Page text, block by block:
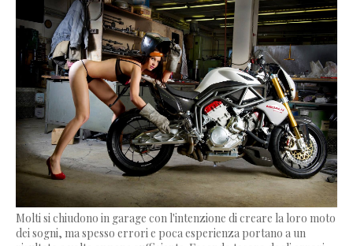
Molti si chiudono in garage con l'intenzione di creare la loro moto
dei sogni, ma spesso errori e poca esperienza portano a un